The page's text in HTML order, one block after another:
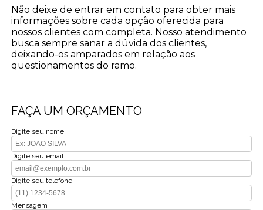
Não deixe de entrar em contato para obter mais
informações sobre cada opção oferecida para
nossos clientes com completa. Nosso atendimento
busca sempre sanar a dúvida dos clientes,
deixando-os amparados em relação aos
questionamentos do ramo.
FAÇA UM ORÇAMENTO
Digite seu nome
Digite seu email
Digite seu telefone
Mensagem